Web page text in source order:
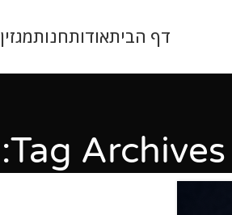
דף הביתאודותחנותמגזין
Tag Archives: זהב ויהלומים